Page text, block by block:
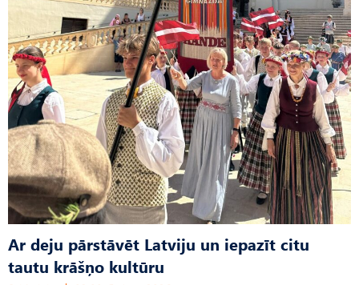
Ar deju pārstāvēt Latviju un iepazīt citu
tautu krāšņo kultūru